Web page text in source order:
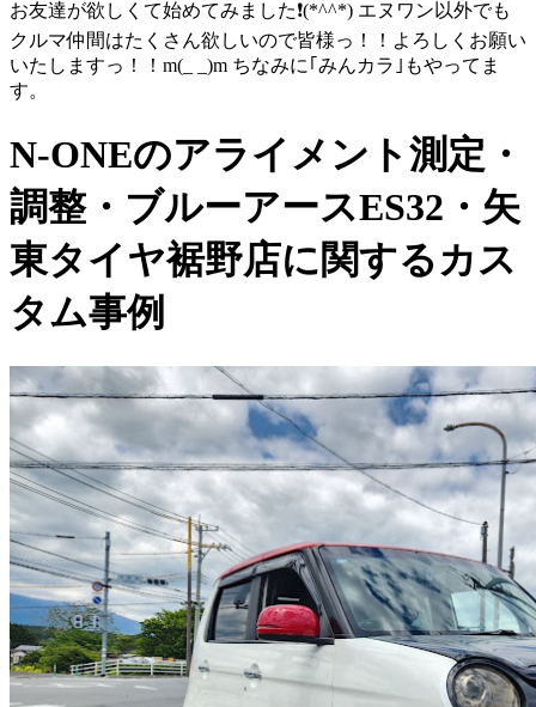
お友達が欲しくて始めてみました❗(*^^*) エヌワン以外でも
クルマ仲間はたくさん欲しいので皆様っ！！よろしくお願い
いたしますっ！！m(_ _)m ちなみに｢みんカラ｣もやってま
す。
N-ONEのアライメント測定・
調整・ブルーアースES32・矢
東タイヤ裾野店に関するカス
タム事例